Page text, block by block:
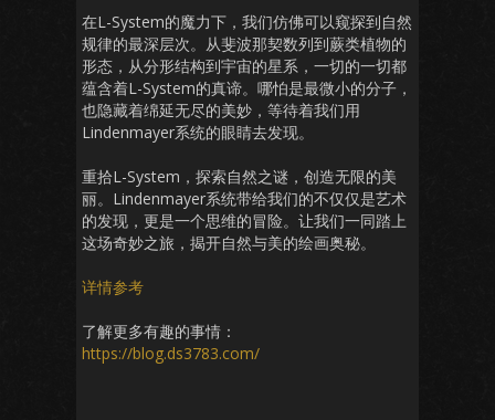
在L-System的魔力下，我们仿佛可以窥探到自然
规律的最深层次。从斐波那契数列到蕨类植物的
形态，从分形结构到宇宙的星系，一切的一切都
蕴含着L-System的真谛。哪怕是最微小的分子，
也隐藏着绵延无尽的美妙，等待着我们用
Lindenmayer系统的眼睛去发现。
重拾L-System，探索自然之谜，创造无限的美
丽。Lindenmayer系统带给我们的不仅仅是艺术
的发现，更是一个思维的冒险。让我们一同踏上
这场奇妙之旅，揭开自然与美的绘画奥秘。
详情参考
了解更多有趣的事情：
https://blog.ds3783.com/